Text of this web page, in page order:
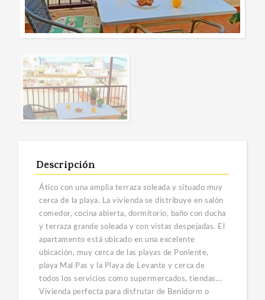
Descripción
Ático con una amplia terraza soleada y situado muy
cerca de la playa. La vivienda se distribuye en salón
comedor, cocina abierta, dormitorio, baño con ducha
y terraza grande soleada y con vistas despejadas. El
apartamento está ubicado en una excelente
ubicación, muy cerca de las playas de Poniente,
playa Mal Pas y la Playa de Levante y cerca de
todos los servicios como supermercados, tiendas...
Vivienda perfecta para disfrutar de Benidorm o